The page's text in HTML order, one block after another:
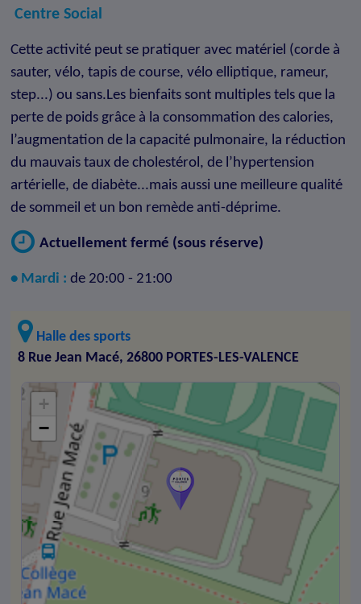
Centre Social
Cette activité peut se pratiquer avec matériel (corde à
sauter, vélo, tapis de course, vélo elliptique, rameur,
step...) ou sans.Les bienfaits sont multiples tels que la
perte de poids grâce à la consommation des calories,
l’augmentation de la capacité pulmonaire, la réduction
du mauvais taux de cholestérol, de l’hypertension
artérielle, de diabète...mais aussi une meilleure qualité
de sommeil et un bon remède anti-déprime.
Actuellement fermé (sous réserve)
• Mardi : de 20:00 - 21:00
Halle des sports
8 Rue Jean Macé, 26800 PORTES-LES-VALENCE
+
−